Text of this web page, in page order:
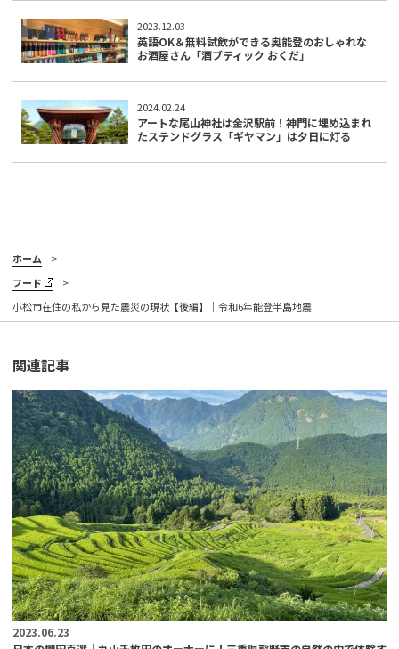
2023.12.03
英語OK＆無料試飲ができる奥能登のおしゃれな
お酒屋さん「酒ブティック おくだ」
2024.02.24
アートな尾山神社は金沢駅前！神門に埋め込まれ
たステンドグラス「ギヤマン」は夕日に灯る
ホーム
フード
小松市在住の私から見た震災の現状【後編】｜令和6年能登半島地震
関連記事
2023.06.23